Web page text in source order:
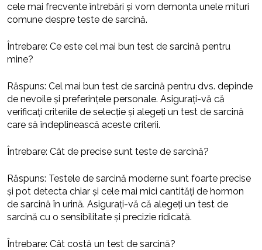
cele mai frecvente întrebări și vom demonta unele mituri
comune despre teste de sarcină.
Întrebare: Ce este cel mai bun test de sarcină pentru
mine?
Răspuns: Cel mai bun test de sarcină pentru dvs. depinde
de nevoile și preferințele personale. Asigurați-vă că
verificați criteriile de selecție și alegeți un test de sarcină
care să îndeplinească aceste criterii.
Întrebare: Cât de precise sunt teste de sarcină?
Răspuns: Testele de sarcină moderne sunt foarte precise
și pot detecta chiar și cele mai mici cantități de hormon
de sarcină în urină. Asigurați-vă că alegeți un test de
sarcină cu o sensibilitate și precizie ridicată.
Întrebare: Cât costă un test de sarcină?